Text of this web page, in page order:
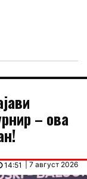
– ова
| 7 август 2026
14:51